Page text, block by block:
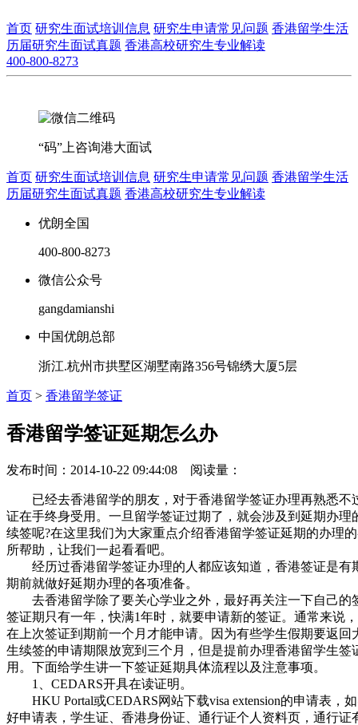
首页 研究生面试培训信息 研究生申请常见问题 香港留学生活
历届研究生面试真题 香港高校研究生专业解读
400-800-8273
“码”上咨询港大面试
首页 研究生面试培训信息 研究生申请常见问题 香港留学生活
历届研究生面试真题 香港高校研究生专业解读
优朗全国
400-800-8273
微信公众号
gangdamianshi
中国优朗总部
浙江.杭州市拱墅区湖墅南路356号锦绣大厦5层
首页 > 香港留学签证
香港留学签证延期怎么办
发布时间：2014-10-22 09:44:08 阅读量：
已经去香港留学的朋友，对于香港留学签证办理再熟悉不
证在手终身受用。一旦留学签证过期了，就会涉及到延期办理
续签呢?在这里我们为大家重点介绍香港留学签证延期的办理
所帮助，让我们一起看看吧。
经历过香港留学签证办理的人都应该知道，香港签证是有
期前就做好延期办理的各项准备。
去香港留学除了要关心学业之外，最好再关注一下自己的
签证期只有一年，快满1年时，就要申请新的签证。通常来说
在上次签证到期前一个月才能申请。因为有些学生假期要返回
生续签的申请期限放宽到三个月，但是提前办理香港留学生签
用。下面给学生讲一下签证延期具体流程以及注意事项。
1、CEDARS开具在读证明。
HKU Portal或CEDARS网站下载visa extension的申请表，
好申请表，学生证、香港身份证、通行证个人资料页，通行证